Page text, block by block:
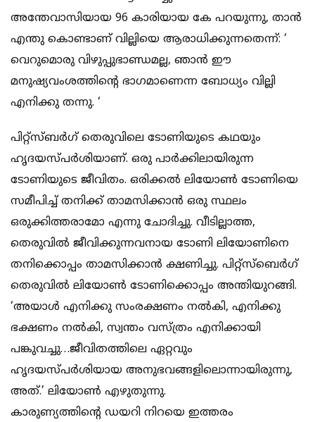
അന്തേവാസിയായ 96 കാരിയായ കേ പറയുന്നു, താന്‍
എന്തു കൊണ്ടാണ് വില്ലിയെ ആരാധിക്കുന്നതെന്ന്: ‘
വെറുമൊരു വിഴുപ്പുഭാണ്ഡമല്ല, ഞാന്‍ ഈ
മനുഷ്യവംശത്തിന്റെ ഭാഗമാണെന്ന ബോധ്യം വില്ലി
എനിക്കു തന്നു. ‘
പിറ്റ്‌സ്ബര്‍ഗ് തെരുവിലെ ടോണിയുടെ കഥയും
ഹൃദയസ്പര്‍ശിയാണ്. ഒരു പാര്‍ക്കിലായിരുന്ന
ടോണിയുടെ ജീവിതം. ഒരിക്കല്‍ ലിയോണ്‍ ടോണിയെ
സമീപിച്ച് തനിക്ക് താമസിക്കാന്‍ ഒരു സ്ഥലം
ഒരുക്കിത്തരാമോ എന്നു ചോദിച്ചു. വീടില്ലാത്ത,
തെരുവില്‍ ജീവിക്കുന്നവനായ ടോണി ലിയോണിനെ
തനിക്കൊപ്പം താമസിക്കാന്‍ ക്ഷണിച്ചു. പിറ്റ്‌സ്‌ബെര്‍ഗ്
തെരുവില്‍ ലിയോണ്‍ ടോണിക്കൊപ്പം അന്തിയുറങ്ങി.
‘അയാള്‍ എനിക്കു സംരക്ഷണം നല്‍കി, എനിക്കു
ഭക്ഷണം നല്‍കി, സ്വന്തം വസ്ത്രം എനിക്കായി
പങ്കുവച്ചു…ജീവിതത്തിലെ ഏറ്റവും
ഹൃദയസ്പര്‍ശിയായ അനുഭവങ്ങളിലൊന്നായിരുന്നു,
അത്.’ ലിയോണ്‍ എഴുതുന്നു.
കാരുണ്യത്തിന്റെ ഡയറി നിറയെ ഇത്തരം